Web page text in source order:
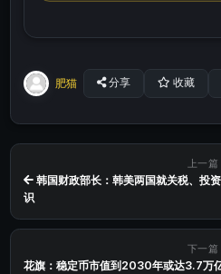
肥猫 分享 收藏
上一篇
韩国财政部长：韩美两国就关税、投
识
下一篇
花旗：稳定币市值到2030年或达3.7万